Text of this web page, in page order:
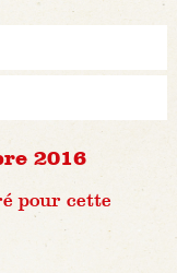
2016
pour cette